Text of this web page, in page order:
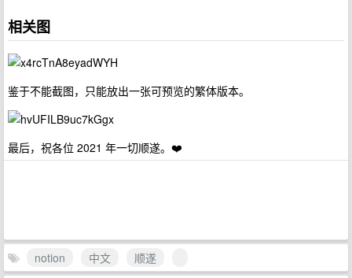
相关图
鉴于不能截图，只能放出一张可预览的繁体版本。
最后，祝各位 2021 年一切顺遂。❤️️
notion 中文
顺遂